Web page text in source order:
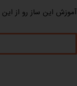
آموزش این ساز رو از این